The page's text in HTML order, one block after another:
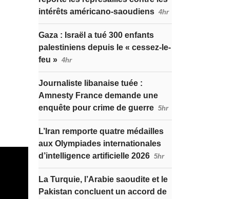
intérêts américano-saoudiens 4hr
Gaza : Israël a tué 300 enfants
palestiniens depuis le « cessez-le-
feu » 4hr
Journaliste libanaise tuée :
Amnesty France demande une
enquête pour crime de guerre 5hr
L’Iran remporte quatre médailles
aux Olympiades internationales
d’intelligence artificielle 2026 5hr
La Turquie, l’Arabie saoudite et le
Pakistan concluent un accord de